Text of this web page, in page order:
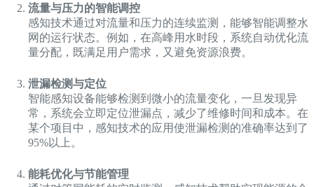
流量与压力的智能调控
感知技术通过对流量和压力的连续监测，能够智能调整水
网的运行状态。例如，在高峰用水时段，系统自动优化流
量分配，既满足用户需求，又避免资源浪费。
泄漏检测与定位
智能感知设备能够检测到微小的流量变化，一旦发现异
常，系统会立即定位泄漏点，减少了维修时间和成本。在
某个项目中，感知技术的应用使泄漏检测的准确率达到了
95%以上。
能耗优化与节能管理